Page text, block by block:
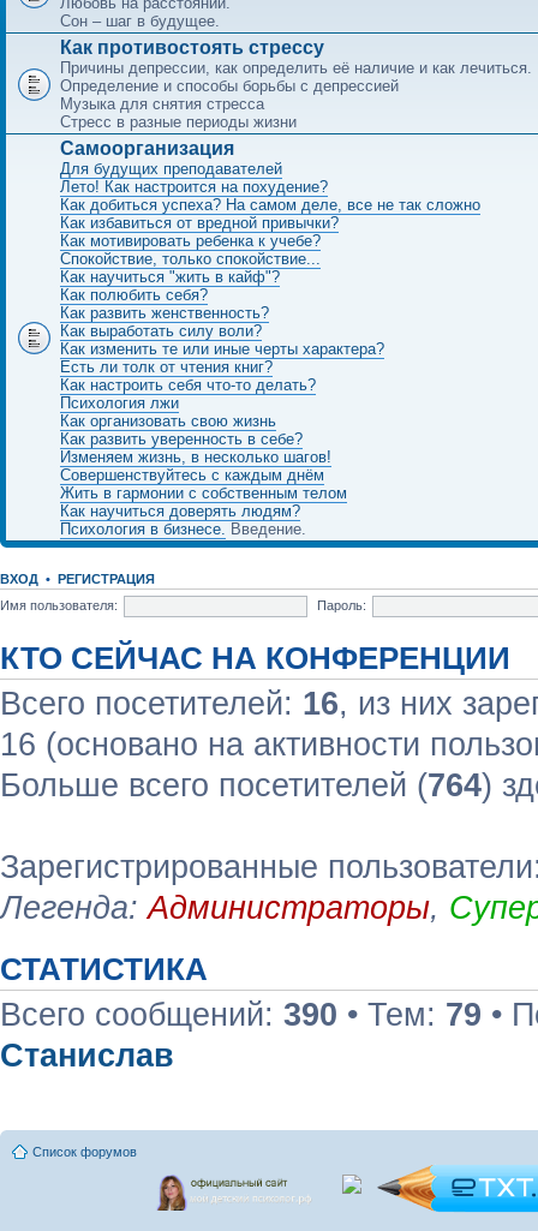
Сон – шаг в будущее.
Как противостоять стрессу
Причины депрессии, как определить её наличие и как лечиться.
Определение и способы борьбы с депрессией
Музыка для снятия стресса
Стресс в разные периоды жизни
Самоорганизация
Для будущих преподавателей
Лето! Как настроится на похудение?
Как добиться успеха? На самом деле, все не так сложно
Как избавиться от вредной привычки?
Как мотивировать ребенка к учебе?
Спокойствие, только спокойствие...
Как научиться "жить в кайф"?
Как полюбить себя?
Как развить женственность?
Как выработать силу воли?
Как изменить те или иные черты характера?
Есть ли толк от чтения книг?
Как настроить себя что-то делать?
Психология лжи
Как организовать свою жизнь
Как развить уверенность в себе?
Изменяем жизнь, в несколько шагов!
Совершенствуйтесь с каждым днём
Жить в гармонии с собственным телом
Как научиться доверять людям?
Психология в бизнесе. Введение.
ВХОД • РЕГИСТРАЦИЯ
Имя пользователя:
Пароль:
КТО СЕЙЧАС НА КОНФЕРЕНЦИИ
Всего посетителей: 16, из них
16 (основано на активности
Больше всего посетителей (764)
Зарегистрированные
Легенда:Администраторы,
СТАТИСТИКА
Всего сообщений: 390 • Тем: 79 •
Станислав
Список форумов